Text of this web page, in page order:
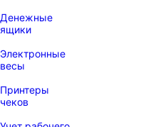
Денежные
ящики
Электронные
весы
Принтеры
чеков